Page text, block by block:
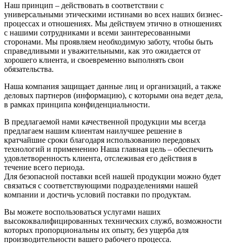
Наш принцип – действовать в соответствии с
универсальными этическими истинами во всех наших бизнес-
процессах и отношениях. Мы действуем этично в отношениях
с нашими сотрудниками и всеми заинтересованными
сторонами. Мы проявляем необходимую заботу, чтобы быть
справедливыми и уважительными, как это ожидается от
хорошего клиента, и своевременно выполнять свои
обязательства.
Наша компания защищает данные лиц и организаций, а также
деловых партнеров (информацию), с которыми она ведет дела,
в рамках принципа конфиденциальности.
В предлагаемой нами качественной продукции мы всегда
предлагаем нашим клиентам наилучшее решение в
кратчайшие сроки благодаря использованию передовых
технологий и применению Наша главная цель – обеспечить
удовлетворенность клиента, отслеживая его действия в
течение всего периода.
Для безопасной поставки всей нашей продукции можно будет
связаться с соответствующими подразделениями нашей
компании и достичь условий поставки по продуктам.
Вы можете воспользоваться услугами наших
высококвалифицированных технических служб, возможности
которых пропорциональны их опыту, без ущерба для
производительности вашего рабочего процесса.